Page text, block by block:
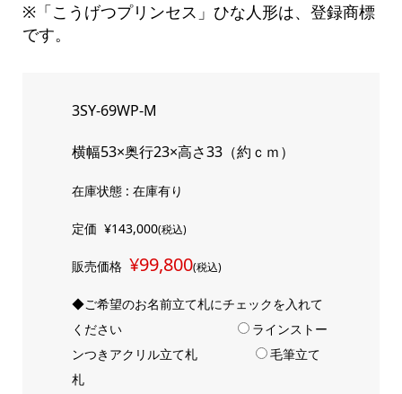
※「こうげつプリンセス」ひな人形は、登録商標
です。
3SY-69WP-M
横幅53×奥行23×高さ33（約ｃｍ）
在庫状態 : 在庫有り
定価 ¥143,000(税込)
販売価格 ¥99,800(税込)
◆ご希望のお名前立て札にチェックを入れて
ください
ラインストー
ンつきアクリル立て札
毛筆立て
札